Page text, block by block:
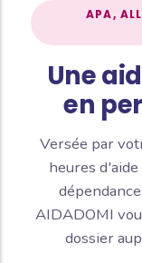
APA,
Une
en
Versée par
heures
AIDADOMI
dossier